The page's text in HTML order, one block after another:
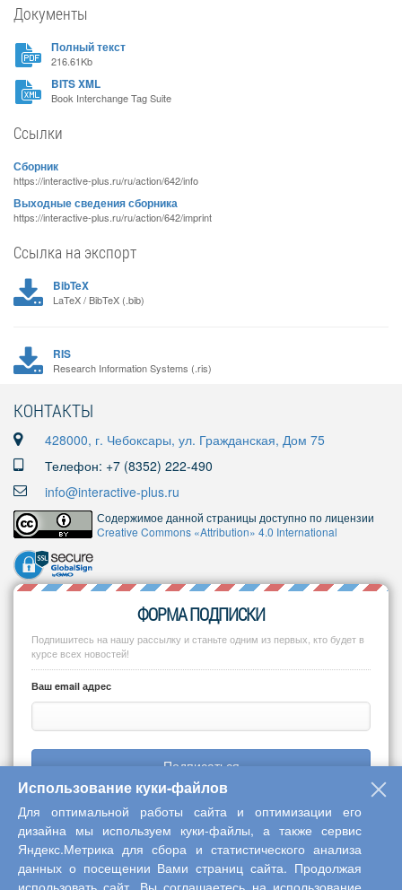
Документы
Полный текст
216.61Kb
BITS XML
Book Interchange Tag Suite
Ссылки
Сборник
https://interactive-plus.ru/ru/action/642/info
Выходные сведения сборника
https://interactive-plus.ru/ru/action/642/imprint
Ссылка на экспорт
BibTeX
LaTeX / BibTeX (.bib)
RIS
Research Information Systems (.ris)
КОНТАКТЫ
428000, г. Чебоксары, ул. Гражданская, Дом 75
Телефон: +7 (8352) 222-490
info@interactive-plus.ru
Содержимое данной страницы доступно по лицензии
Creative Commons «Attribution» 4.0 International
ФОРМА ПОДПИСКИ
Подпишитесь на нашу рассылку и станьте одним из первых, кто будет в
курсе всех новостей!
Ваш email адрес
Подписаться
Copyright © 2013-2026 Центр научного сотрудничества «Интерактив
плюс»
Использование куки-файлов
Для оптимальной работы сайта и оптимизации его
дизайна мы используем куки-файлы, а также сервис
Яндекс.Метрика для сбора и статистического анализа
данных о посещении Вами страниц сайта. Продолжая
использовать сайт, Вы соглашаетесь на использование